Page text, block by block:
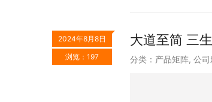
2024年8月8日
浏览：197
大道至简 三
分类： 产品矩阵, 公司